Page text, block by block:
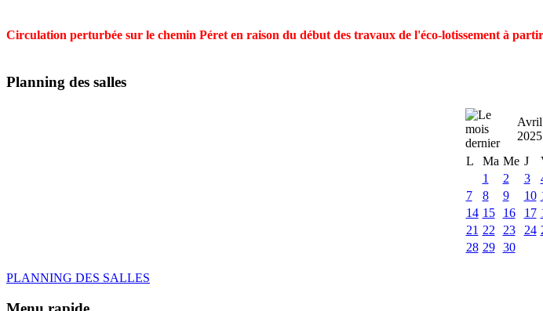
Circulation perturbée sur le chemin Péret en raison du début des travaux de l'éco-lotissement à
Planning des salles
Avril
2025
L
Ma Me J
1
2 3
7
8 9 10
14 15 16 17
21 22 23 24
28 29 30
PLANNING DES SALLES